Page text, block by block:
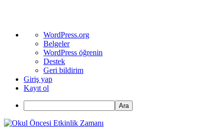
WordPress
hakkında
WordPress.org
Belgeler
WordPress öğrenin
Destek
Geri bildirim
Giriş yap
Kayıt ol
Ara